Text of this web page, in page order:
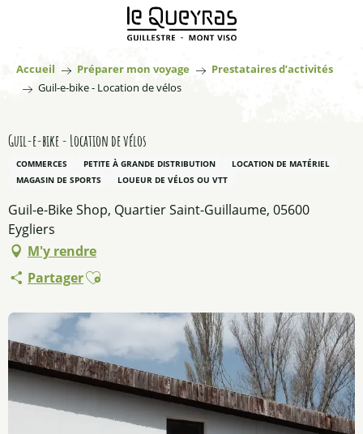
principal
Accueil Préparer mon voyage
Prestataires d’activités
Guil-e-bike - Location de vélos
Guil-e-bike - Location de vélos
COMMERCES PETITE À GRANDE DISTRIBUTION
LOCATION DE MATÉRIEL
MAGASIN DE SPORTS
LOUEUR DE VÉLOS OU VTT
Guil-e-Bike Shop, Quartier Saint-Guillaume, 05600
Eygliers
M'y rendre
PartagerAjouter aux favoris